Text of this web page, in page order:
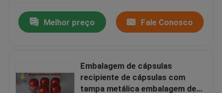
Melhor preço Fale Conosco
Embalagem de cápsulas
recipiente de cápsulas com
tampa metálica embalagem de